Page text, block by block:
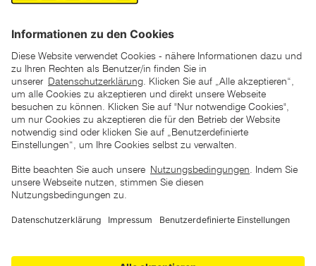
*der "statt"-Preis ist der niedrigste von uns in den letzten 30
Tagen vor Beginn dieser Aktion verlangte Preis
unter den UVP Preisen auf dieser Website sind die
zu verstehen
Copyright © 2026 ZGONC. Alle Rechte vorbehalten.